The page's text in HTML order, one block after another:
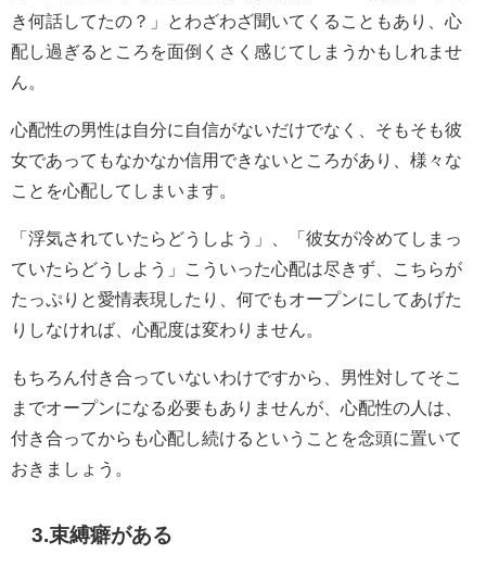
き何話してたの？」とわざわざ聞いてくることもあり、心
配し過ぎるところを面倒くさく感じてしまうかもしれませ
ん。
心配性の男性は自分に自信がないだけでなく、そもそも彼
女であってもなかなか信用できないところがあり、様々な
ことを心配してしまいます。
「浮気されていたらどうしよう」、「彼女が冷めてしまっ
ていたらどうしよう」こういった心配は尽きず、こちらが
たっぷりと愛情表現したり、何でもオープンにしてあげた
りしなければ、心配度は変わりません。
もちろん付き合っていないわけですから、男性対してそこ
までオープンになる必要もありませんが、心配性の人は、
付き合ってからも心配し続けるということを念頭に置いて
おきましょう。
3.束縛癖がある